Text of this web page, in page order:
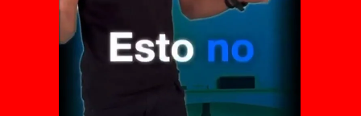
De 10 sports
DeDinero
Confabulario